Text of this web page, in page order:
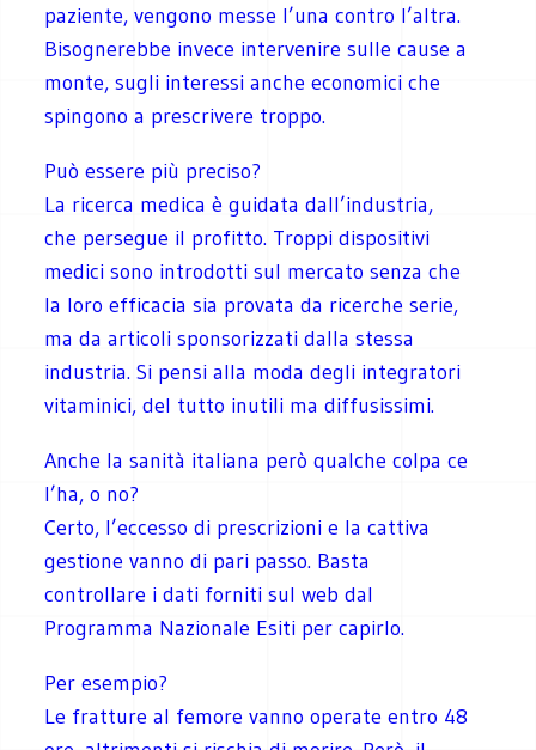
paziente, vengono messe l’una contro l’altra.
Bisognerebbe invece intervenire sulle cause a
monte, sugli interessi anche economici che
spingono a prescrivere troppo.
Può essere più preciso?
La ricerca medica è guidata dall’industria,
che persegue il profitto. Troppi dispositivi
medici sono introdotti sul mercato senza che
la loro efficacia sia provata da ricerche serie,
ma da articoli sponsorizzati dalla stessa
industria. Si pensi alla moda degli integratori
vitaminici, del tutto inutili ma diffusissimi.
Anche la sanità italiana però qualche colpa ce
l’ha, o no?
Certo, l’eccesso di prescrizioni e la cattiva
gestione vanno di pari passo. Basta
controllare i dati forniti sul web dal
Programma Nazionale Esiti per capirlo.
Per esempio?
Le fratture al femore vanno operate entro 48